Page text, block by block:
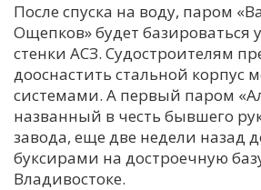
После спуска на воду, паром
Ощепков» будет базироваться
стенки АСЗ. Судостроителям
дооснастить стальной корпус
системами. А первый паром
названный в честь бывшего
завода, еще две недели назад
буксирами на достроечную
Владивостоке.